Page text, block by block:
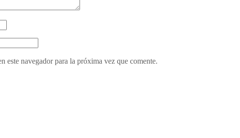
este navegador para la próxima vez que comente.